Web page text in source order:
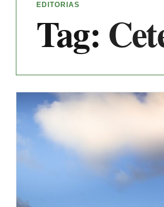
EDITORIAS
Tag: